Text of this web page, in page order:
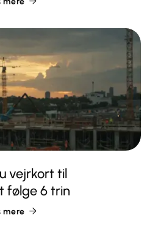
vejrkort til
følge 6 trin
mere 